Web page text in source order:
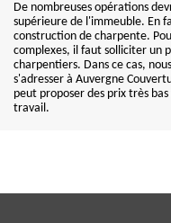
De nombreuses opérations
supérieure de l'immeuble. En
construction de charpente.
complexes, il faut solliciter un
charpentiers. Dans ce cas,
s'adresser à Auvergne
peut proposer des prix très
travail.